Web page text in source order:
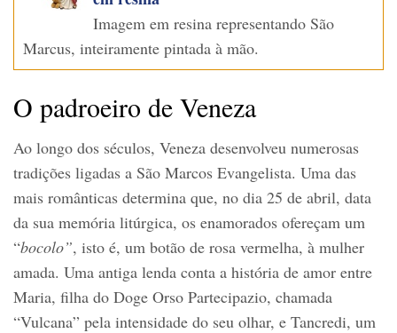
Imagem em resina representando São
Marcus, inteiramente pintada à mão.
O padroeiro de Veneza
Ao longo dos séculos, Veneza desenvolveu numerosas
tradições ligadas a São Marcos Evangelista. Uma das
mais românticas determina que, no dia 25 de abril, data
da sua memória litúrgica, os enamorados ofereçam um
“bocolo”, isto é, um botão de rosa vermelha, à mulher
amada. Uma antiga lenda conta a história de amor entre
Maria, filha do Doge Orso Partecipazio, chamada
“Vulcana” pela intensidade do seu olhar, e Tancredi, um